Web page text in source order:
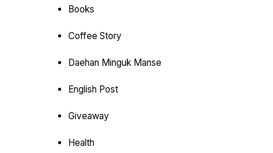
Books
Coffee Story
Daehan Minguk Manse
English Post
Giveaway
Health